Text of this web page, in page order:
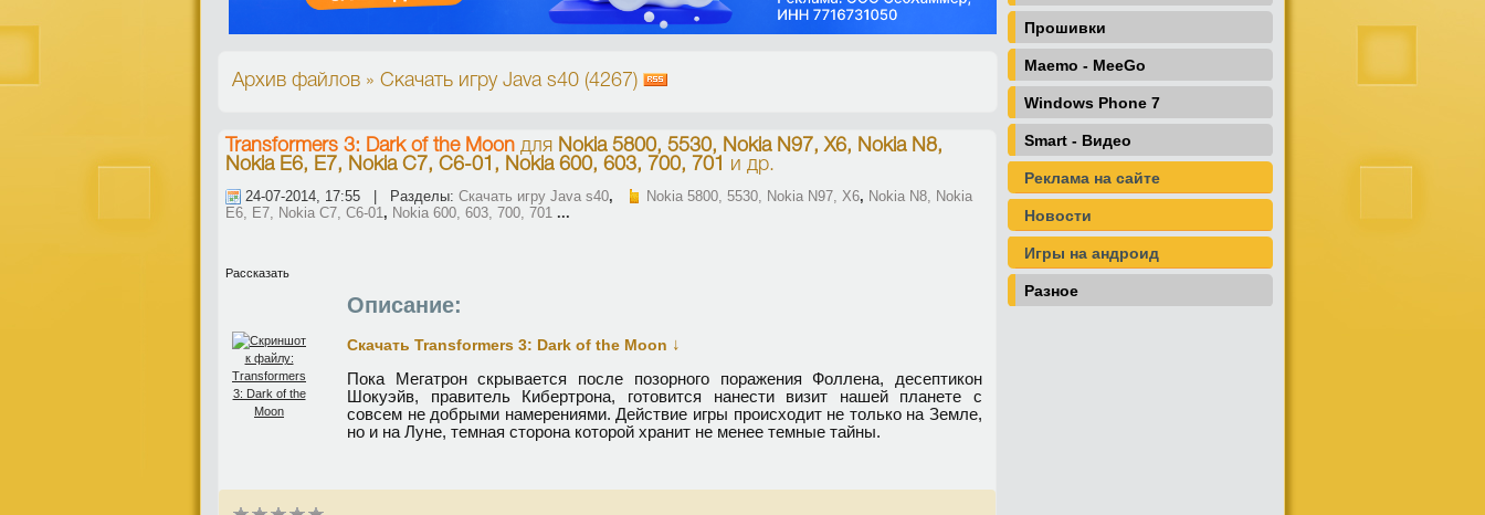
Архив файлов » Скачать игру Java s40 (4267)
Transformers 3: Dark of the Moon для Nokia 5800, 5530, Nokia N97, X6, Nokia N8,
Nokia E6, E7, Nokia C7, C6-01, Nokia 600, 603, 700, 701
и др.
24-07-2014, 17:55 | Разделы: Скачать игру Java s40, Nokia 5800, 5530, Nokia N97, X6, Nokia N8, Nokia
E6, E7, Nokia C7, C6-01 , Nokia 600, 603, 700, 701 ...
Рассказать
Описание:
Скачать Transformers 3: Dark of the Moon ↓
Пока Мегатрон скрывается после позорного поражения Фоллена, десептикон
Шокуэйв, правитель Кибертрона, готовится нанести визит нашей планете с
совсем не добрыми намерениями. Действие игры происходит не только на Земле,
но и на Луне, темная сторона которой хранит не менее темные тайны.
Прошивки
Maemo - MeeGo
Windows Phone 7
Smart - Видео
Реклама на сайте
Новости
Игры на андроид
Разное